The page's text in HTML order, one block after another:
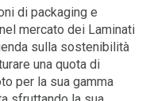
di packaging e
mercato dei Laminati
sulla sostenibilità
una quota di
per la sua gamma